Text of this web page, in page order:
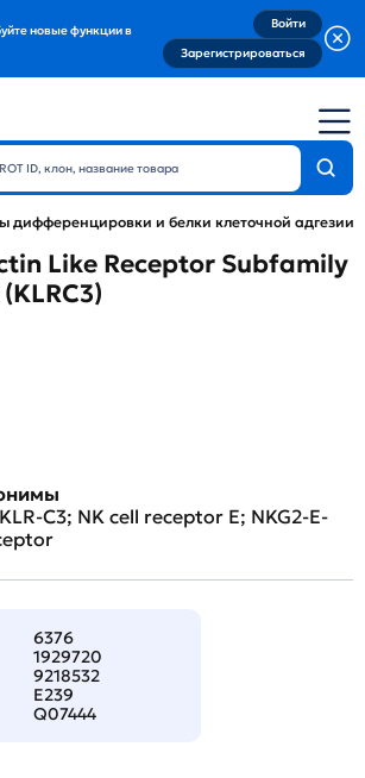
новые функции в
Войти
Зарегистрироваться
дифференцировки и белки клеточной адгезии
Like Receptor Subfamily
C3; NK cell receptor E; NKG2-E-
6376
1929720
9218532
E239
Q07444